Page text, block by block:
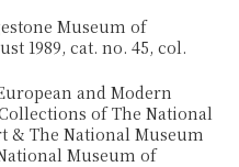
Museum of
1989, cat. no. 45, col.
and Modern
of The National
& The National Museum
Museum of